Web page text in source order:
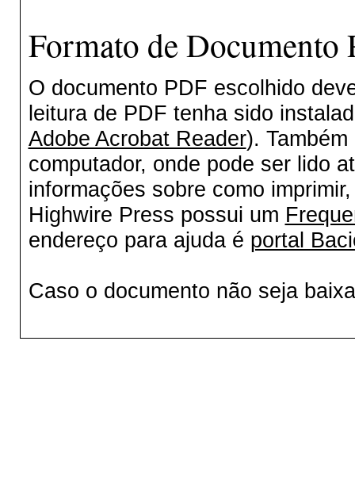
Formato de
O documento PDF escolhido
leitura de PDF tenha sido
Adobe Acrobat Reader).
computador, onde pode ser lido
informações sobre como
Highwire Press possui um
endereço para ajuda é portal
Caso o documento não seja